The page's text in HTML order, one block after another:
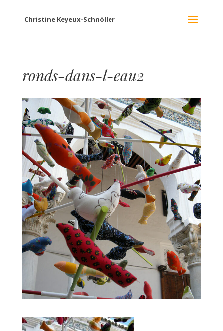
Christine Keyeux-Schnöller
ronds-dans-l-eau2